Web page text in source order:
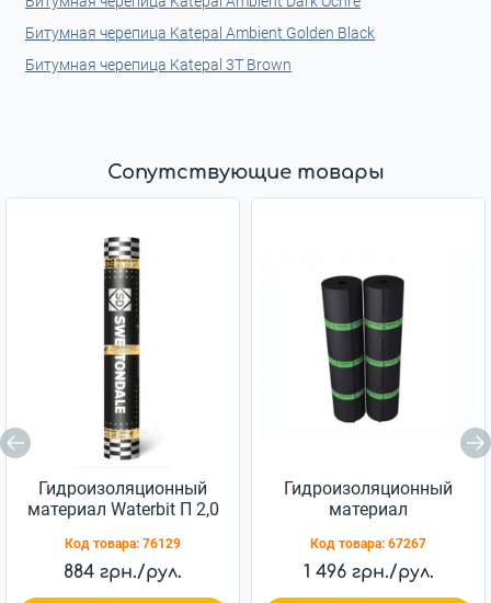
Битумная черепица Katepal Ambient Golden Black
Битумная черепица Katepal 3T Brown
Сопутствующие товары
Гидроизоляционный
материал Waterbit П 2,0
Код товара: 76129
884 грн./рул.
Гидроизоляционный
материал
Код товара: 67267
1 496 грн./рул.